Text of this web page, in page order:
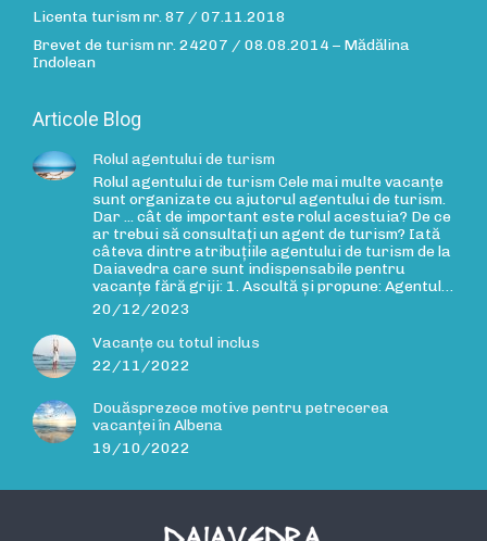
Licenta turism nr. 87 / 07.11.2018
Brevet de turism nr. 24207 / 08.08.2014 – Mădălina
Indolean
Articole Blog
Rolul agentului de turism
Rolul agentului de turism Cele mai multe vacanțe
sunt organizate cu ajutorul agentului de turism.
Dar ... cât de important este rolul acestuia? De ce
ar trebui să consultați un agent de turism? Iată
câteva dintre atribuțiile agentului de turism de la
Daiavedra care sunt indispensabile pentru
vacanțe fără griji: 1. Ascultă și propune: Agentul…
20/12/2023
Vacanțe cu totul inclus
22/11/2022
Douăsprezece motive pentru petrecerea
vacanței în Albena
19/10/2022